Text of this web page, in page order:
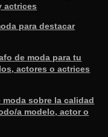
actrices
para destacar
de moda para tu
actores o actrices
sobre la calidad
a modelo, actor o